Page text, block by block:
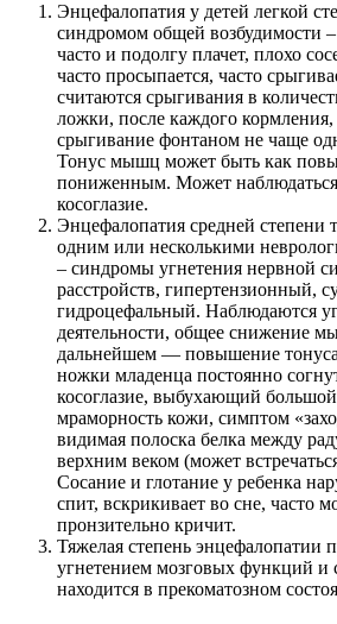
Энцефалопатия у детей легкой
синдромом общей возбудимости
часто и подолгу плачет, плохо
часто просыпается, часто
считаются срыгивания в
ложки, после каждого кормления,
срыгивание фонтаном не чаще
Тонус мышц может быть как
пониженным. Может наблюдаться
косоглазие.
Энцефалопатия средней степени
одним или несколькими
– синдромы угнетения нервной
расстройств, гипертензионный,
гидроцефальный. Наблюдаются
деятельности, общее снижение
дальнейшем — повышение тонуса
ножки младенца постоянно
косоглазие, выбухающий
мраморность кожи, симптом
видимая полоска белка между
верхним веком (может
Сосание и глотание у ребенка
спит, вскрикивает во сне, часто
пронзительно кричит.
Тяжелая степень энцефалопатии
угнетением мозговых функций и
находится в прекоматозном